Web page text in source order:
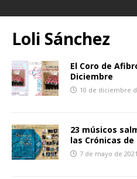
Loli Sánchez
El Coro de
Diciembre
10 de diciembre
23 músicos
las Crónicas
7 de mayo de 2021